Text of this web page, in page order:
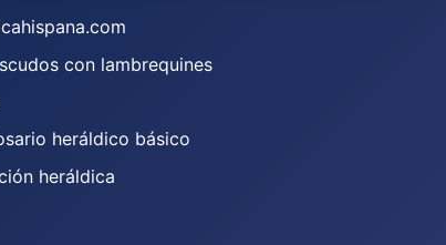
con lambrequines
heráldico básico
heráldica